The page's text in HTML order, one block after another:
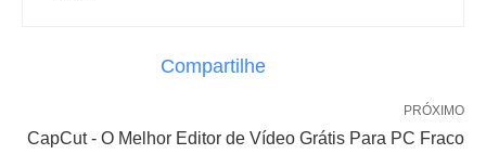
Compartilhe
PRÓXIMO
CapCut - O Melhor Editor de Vídeo Grátis Para PC Fraco